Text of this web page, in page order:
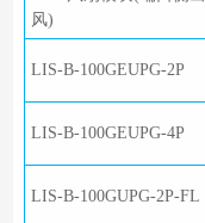
风)
LIS-B-100GEUPG-2P
LIS-B-100GEUPG-4P
LIS-B-100GUPG-2P-FL